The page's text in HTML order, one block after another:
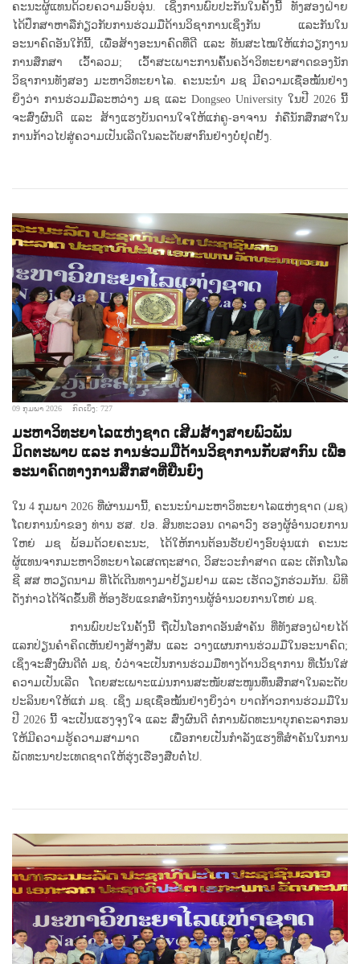
ຄະນະຜູ້ແທນດ້ວຍຄວາມອົບອຸ່ນ. ເຊິ່ງການພົບປະກັນໃນຄັ້ງນີ້ ທັງສອງຝ່າຍ
ໄດ້ປຶກສາຫາລືກ່ຽວກັບການຮ່ວມມືດ້ານວິຊາການເຊິ່ງກັນ ແລະກັນໃນ
ອະນາຄົດອັນໃກ້ນີ້, ເພື່ອສ້າງອະນາຄົດທີ່ດີ ແລະ ທັນສະໄໝໃຫ້ແກ່ວຽກງານ
ການສຶກສາ ເວົ້າລວມ; ເວົ້າສະເພາະການຄົ້ນຄວ້າວິທະຍາສາດຂອງນັກ
ວິຊາການທັງສອງ ມະຫາວິທະຍາໄລ. ຄະນະນໍາ ມຊ ມີຄວາມເຊື່ອໝັ້ນຢ່າງ
ຍິ່ງວ່າ ການຮ່ວມມືລະຫວ່າງ ມຊ ແລະ Dongseo University ໃນປີ 2026 ນີ້
ຈະສົ່ງຜົນດີ ແລະ ສ້າງແຮງບັນດານໃຈໃຫ້ແກ່ຄູ-ອາຈານ ກໍຄືນັກສຶກສາໃນ
ການກ້າວໄປສູ່ຄວາມເປັນເລີດໃນລະດັບສາກົນຢ່າງບໍ່ຢຸດຢັ້ງ.
09 ກຸມພາ 2026 ກົດເບິ່ງ: 727
ມະຫາວິທະຍາໄລແຫ່ງຊາດ ເສີມສ້າງສາຍພົວພັນ
ມິດຕະພາບ ແລະ ການຮ່ວມມືດ້ານວິຊາການກັບສາກົນ ເພື່ອ
ອະນາຄົດທາງການສຶກສາທີ່ຍືນຍົງ
ໃນ 4 ກຸມພາ 2026 ທີ່ຜ່ານມານີ້, ຄະນະນຳມະຫາວິທະຍາໄລແຫ່ງຊາດ (ມຊ)
ໂດຍການນຳຂອງ ທ່ານ ຮສ. ປອ. ສິນທະວອນ ດາລາວົງ ຮອງຜູ້ອຳນວຍການ
ໃຫຍ່ ມຊ ພ້ອມດ້ວຍຄະນະ, ໄດ້ໃຫ້ການຕ້ອນຮັບຢ່າງອົບອຸ່ນແກ່ ຄະນະ
ຜູ້ແທນຈາກມະຫາວິທະຍາໄລເສດຖະສາດ, ວິສະວະກຳສາດ ແລະ ເຕັກໂນໂລ
ຊີ ສສ ຫວຽດນາມ ທີ່ໄດ້ເດີນທາງມາຢ້ຽມຢາມ ແລະ ເຮັດວຽກຮ່ວມກັນ. ພິທີ
ດັ່ງກ່າວໄດ້ຈັດຂຶ້ນທີ່ ຫ້ອງຮັບແຂກສຳນັກງານຜູ້ອໍານວຍການໃຫຍ່ ມຊ.
ການພົບປະໃນຄັ້ງນີ້ ຖືເປັນໂອກາດອັນສໍາຄັນ ທີ່ທັງສອງຝ່າຍໄດ້
ແລກປ່ຽນຄຳຄິດເຫັນຢ່າງສ້າງສັນ ແລະ ວາງແຜນການຮ່ວມມືໃນອະນາຄົດ;
ເຊິ່ງຈະສົ່ງຜົນດີຕໍ່ ມຊ, ບໍ່ວ່າຈະເປັນການຮ່ວມມືທາງດ້ານວິຊາການ ທີ່ເນັ້ນໃສ່
ຄວາມເປັນເລີດ ໂດຍສະເພາະແມ່ນການສະໜັບສະໜູນທຶນສຶກສາໃນລະດັບ
ປະລິນຍາໃຫ້ແກ່ ມຊ. ເຊິ່ງ ມຊເຊື່ອໝັ້ນຢ່າງຍິ່ງວ່າ ບາດກ້າວການຮ່ວມມືໃນ
ປີ 2026 ນີ້ ຈະເປັນແຮງຈຸງໃຈ ແລະ ສົ່ງຜົນດີ ຕໍ່ການພັດທະນາບຸກຄະລາກອນ
ໃຫ້ມີຄວາມຮູ້ຄວາມສາມາດ ເພື່ອກາຍເປັນກຳລັງແຮງທີ່ສຳຄັນໃນການ
ພັດທະນາປະເທດຊາດໃຫ້ຮຸ່ງເຮືອງສືບຕໍ່ໄປ.